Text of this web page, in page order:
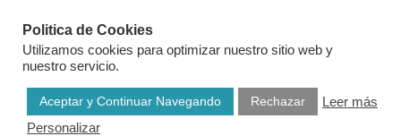
Politica de Cookies
Utilizamos cookies para optimizar nuestro sitio web y
nuestro servicio.
Aceptar y Continuar Navegando Rechazar
Leer más
Personalizar